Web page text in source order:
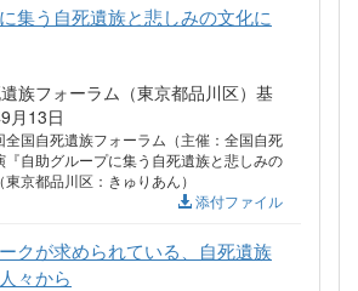
集う自死遺族と悲しみの文化に
族フォーラム（東京都品川区）基
月13日
国自死遺族フォーラム（主催：全国自死
『自助グループに集う自死遺族と悲しみの
京都品川区：きゅりあん）
添付ファイル
クが求められている、自死遺族
々から